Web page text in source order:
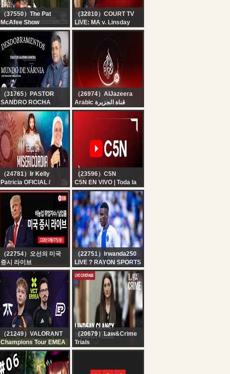
（37550）The Pat
McAfee Show
The Pat McAfee Show
Live | Friday August 7th
2026
（32810）COURT TV
LIVE: MA v. Linsday
Clancy - Day 9 |
Accused Killer Mom
（31765）PASTOR
SANDRO ROCHA
DESDOBRAMENTOS
07/08/2026
（26974）AlJazeera
Arabic قناة الجزيرة
البث الحي لقناة الجزيرة |
التغطية مستمرة
（24781）Ir Kelly
Patricia OFICIAL /
Instituto Hesed
Terço da Misericórdia |
Instituto Hesed - 07/08
（23596）C5N
C5N EN VIVO | Toda la
información en un solo
lugar | Seguí la
transmisión las 24
horas
（22754）오선의 미국
증시 라이브
[생방송] 비농업 취업자
수, 실업률 ｜ 트럼프, ‘협
상 진전’ vs 이란 ‘미국 선
박 통항 금지’ ｜ 알리바
바, 오픈소스AI 전략 변경
｜ - 오선의 미국 증시 라
이브
（22751）Irwanda250
LIVE ? RAYON SPORTS
FC VS GRO MAHIA
（21249）VALORANT
Champions Tour EMEA
FNC vs EP - VCT EMEA
2026 Stage 2 - W4D2
（20679）Law&Crime
Trials
LIVE: Lindsay Clancy
Lindsay Clancy — Day